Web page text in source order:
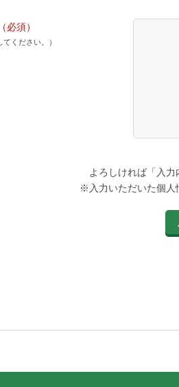
（必須）
てください。）
よろしければ「入力
※入力いただいた個人